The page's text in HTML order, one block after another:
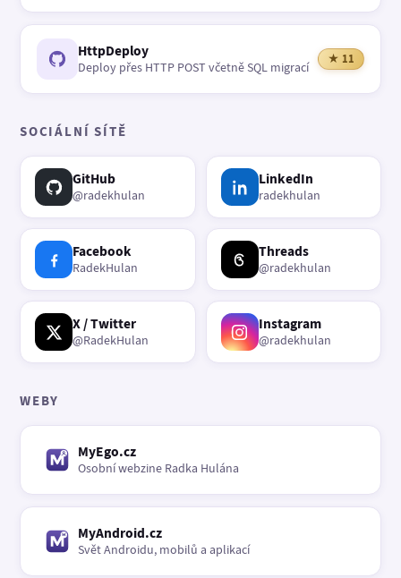
HttpDeploy
Deploy přes HTTP POST včetně SQL migrací
★ 11
SOCIÁLNÍ SÍTĚ
GitHub
@radekhulan
LinkedIn
radekhulan
Facebook
RadekHulan
Threads
@radekhulan
X / Twitter
@RadekHulan
Instagram
@radekhulan
WEBY
MyEgo.cz
Osobní webzine Radka Hulána
MyAndroid.cz
Svět Androidu, mobilů a aplikací